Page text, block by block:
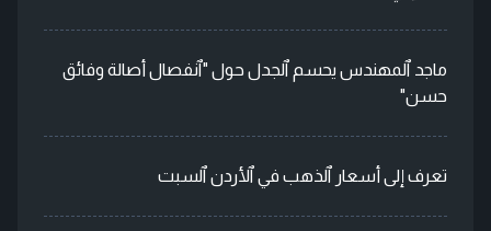
ماجد ٱلمهندس يحسم ٱلجدل حول "ٱنفصال أصالة وفائق
حسن"
تعرف إلى أسعار ٱلذهب في ٱلأردن ٱلسبت